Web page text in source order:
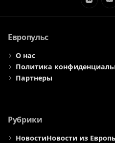
Элемент
Европульс
О нас
Политика
Партнеры
Рубрики
НовостиНовости из